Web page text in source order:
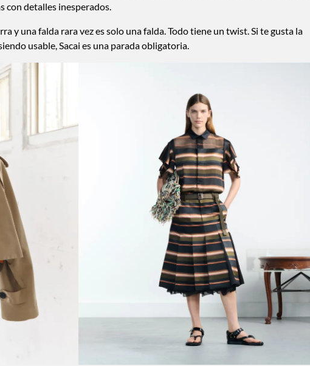
con detalles inesperados.
y una falda rara vez es solo una falda. Todo tiene un twist. Si te gusta la
usable, Sacai es una parada obligatoria.